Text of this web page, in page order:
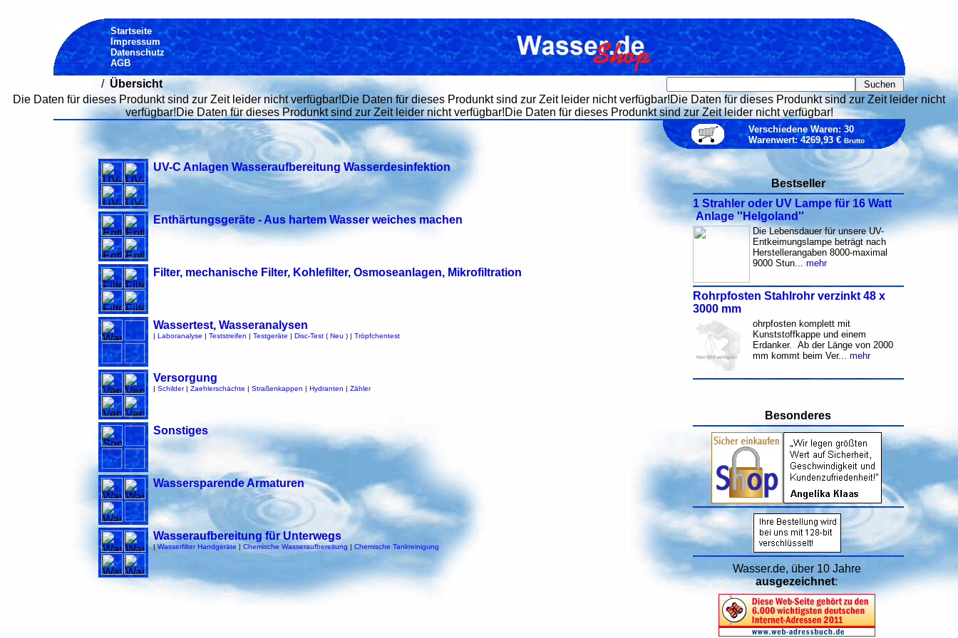
Startseite
Impressum
Datenschutz
AGB
/ Übersicht
Die Daten für dieses Produnkt sind zur Zeit leider nicht verfügbar!Die Daten für dieses Produnkt sind zur Zeit leider nicht verfügbar!Die Daten für dieses Produnkt sind zur Zeit leider nicht
verfügbar!Die Daten für dieses Produnkt sind zur Zeit leider nicht verfügbar!Die Daten für dieses Produnkt sind zur Zeit leider nicht verfügbar!
Verschiedene Waren: 30
Warenwert: 4269,93 €Brutto
UV-C Anlagen Wasseraufbereitung Wasserdesinfektion
Enthärtungsgeräte - Aus hartem Wasser weiches machen
Filter, mechanische Filter, Kohlefilter, Osmoseanlagen, Mikrofiltration
Wassertest, Wasseranalysen
| Laboranalyse | Teststreifen | Testgeräte | Disc-Test ( Neu )| Tröpfchentest
Versorgung
| Schilder| Zaehlerschächte | Straßenkappen | Hydranten | Zähler
Sonstiges
Wassersparende Armaturen
Wasseraufbereitung für Unterwegs
|Wasserfilter Handgeräte | Chemische Wasseraufbereitung | Chemische Tankreinigung
Bestseller
1 Strahler oder UV Lampe für 16 Watt
Anlage ''Helgoland''
Die Lebensdauer für unsere UV-
Entkeimungslampe beträgt nach
Herstellerangaben 8000-maximal
9000 Stun... mehr
Rohrpfosten Stahlrohr verzinkt 48 x
3000 mm
ohrpfosten komplett mit
Kunststoffkappe und einem
Erdanker. Ab der Länge von 2000
mm kommt beim Ver... mehr
Besonderes
Wasser.de, über 10 Jahre
ausgezeichnet: